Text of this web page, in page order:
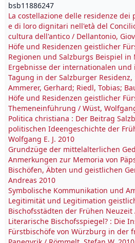
bsb11886247
La costellazione delle residenze dei
e di loro dignitari nell'età del
cultura dell'antico / Dellantonio,
Höfe und Residenzen geistlicher
Regionen und Salzburgs Beispiel
Ergebnisse der internationalen
Tagung in der Salzburger Residenz,
Ammerer, Gerhard; Riedl, Tobias;
Höfe und Residenzen geistlicher
Themeneinführung / Wüst,
Politica christiana : Der Beitrag
politischen Ideengeschichte der
Wolfgang E. J. 2010
Grundzüge der mittelalterlichen
Anmerkungen zur Memoria von
Bischöfen, Äbten und geistlichen
Andreas 2010
Symbolische Kommunikation und
Legitimität und Legitimation
Bischofsstädten der Frühen
Literarische Bischofsspiegel? : Die
Fürstbischöfe von Würzburg in der